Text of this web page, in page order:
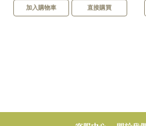
加入購物車 直接購買